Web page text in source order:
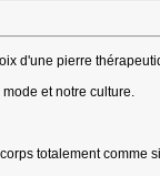
d'une pierre
et notre culture.
totalement comme